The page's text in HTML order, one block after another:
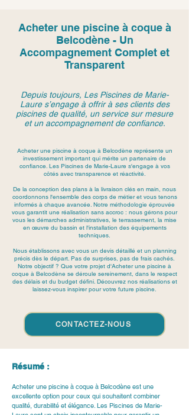
Acheter une piscine à coque à
Belcodène - Un
Accompagnement Complet et
Transparent
Depuis toujours, Les Piscines de Marie-
Laure s’engage à offrir à ses clients des
piscines de qualité, un service sur mesure
et un accompagnement de confiance.
Acheter une piscine à coque à Belcodène représente un
investissement important qui mérite un partenaire de
confiance. Les Piscines de Marie-Laure s'engage à vos
côtés avec transparence et réactivité.
De la conception des plans à la livraison clés en main, nous
coordonnons l'ensemble des corps de métier et vous tenons
informés à chaque avancée. Notre méthodologie éprouvée
vous garantit une réalisation sans accroc : nous gérons pour
vous les démarches administratives, le terrassement, la mise
en œuvre du bassin et l'installation des équipements
techniques.
Nous établissons avec vous un devis détaillé et un planning
précis dès le départ. Pas de surprises, pas de frais cachés.
Notre objectif ? Que votre projet d'Acheter une piscine à
coque à Belcodène se déroule sereinement, dans le respect
des délais et du budget défini. Découvrez nos réalisations et
laissez-vous inspirer pour votre future piscine.
CONTACTEZ-NOUS
Résumé :
Acheter une piscine à coque à Belcodène est une
excellente option pour ceux qui souhaitent combiner
qualité, durabilité et élégance. Les Piscines de Marie-